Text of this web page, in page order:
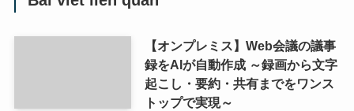
【オンプレミス】Web会議の議事
録をAIが自動作成 ～録画から文字
起こし・要約・共有までをワンス
トップで実現～